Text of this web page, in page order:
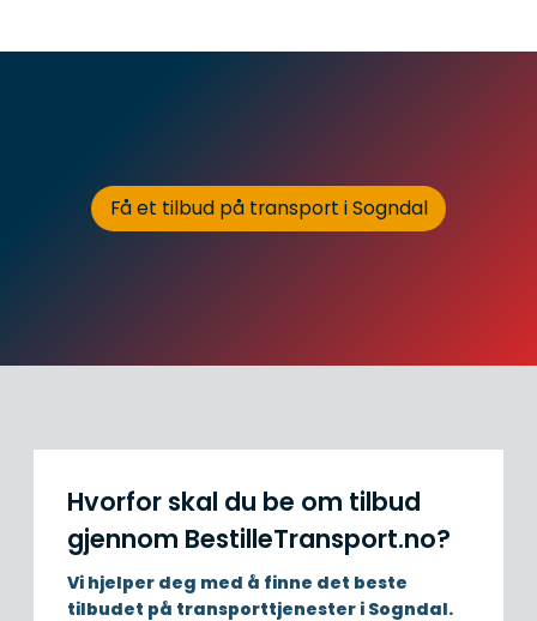
Få et tilbud på transport i Sogndal
Hvorfor skal du be om tilbud
gjennom BestilleTransport.no?
Vi hjelper deg med å finne det beste
tilbudet på transporttjenester i Sogndal.